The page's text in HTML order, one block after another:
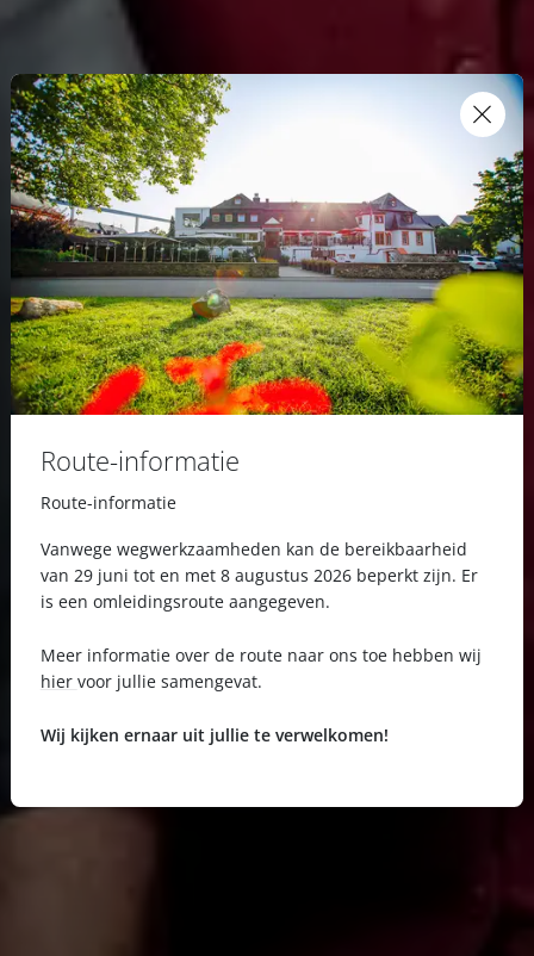
Route-informatie
Route-informatie
Vanwege wegwerkzaamheden kan de bereikbaarheid
van 29 juni tot en met 8 augustus 2026 beperkt zijn. Er
is een omleidingsroute aangegeven.
Meer informatie over de route naar ons toe hebben wij
hier voor jullie samengevat.
Wij kijken ernaar uit jullie te verwelkomen!